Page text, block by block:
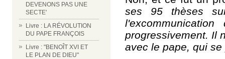
DEVENONS PAS UNE
SECTE'
Livre : LA RÉVOLUTION
DU PAPE FRANÇOIS
Livre : "BENOÎT XVI ET
LE PLAN DE DIEU"
ses 95 thèses
progressivement. Il
avec le pape, qui